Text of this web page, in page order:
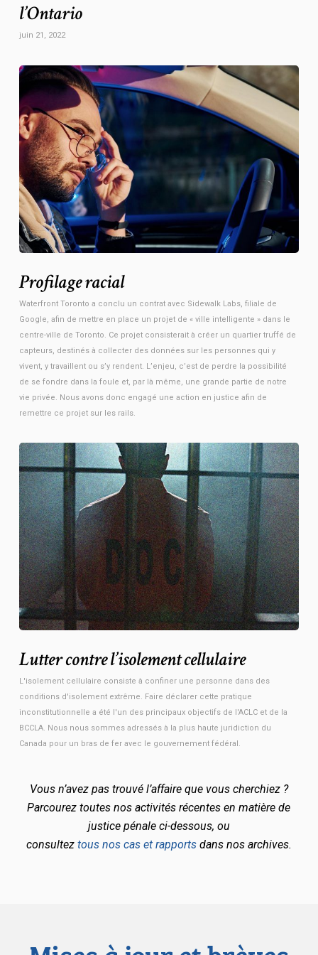
l’Ontario
juin 21, 2022
Profilage racial
Waterfront Toronto a conclu un contrat avec Sidewalk Labs, filiale de
Google, afin de mettre en place un projet de « ville intelligente » dans le
centre-ville de Toronto. Ce projet consisterait à créer un quartier truffé de
capteurs, destinés à collecter des données sur les personnes qui y
vivent, y travaillent ou s’y rendent. L’enjeu, c’est de perdre la possibilité
de se fondre dans la foule et, par là même, une grande partie de notre
vie privée. Nous avons donc engagé une action en justice afin de
remettre ce projet sur les rails.
Lutter contre l’isolement cellulaire
L'isolement cellulaire consiste à confiner une personne dans des
conditions d'isolement extrême. Faire déclarer cette pratique
inconstitutionnelle a été l'un des principaux objectifs de l'ACLC et de la
BCCLA. Nous nous sommes adressés à la plus haute juridiction du
Canada pour un bras de fer avec le gouvernement fédéral.
Vous n’avez pas trouvé l’affaire que vous cherchiez ?
Parcourez toutes nos activités récentes en matière de
justice pénale ci-dessous, ou
consultez tous nos cas et rapportsdans nos archives.